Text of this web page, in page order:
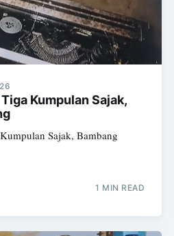
Kumpulan Sajak,
Sajak, Bambang
1 MIN READ